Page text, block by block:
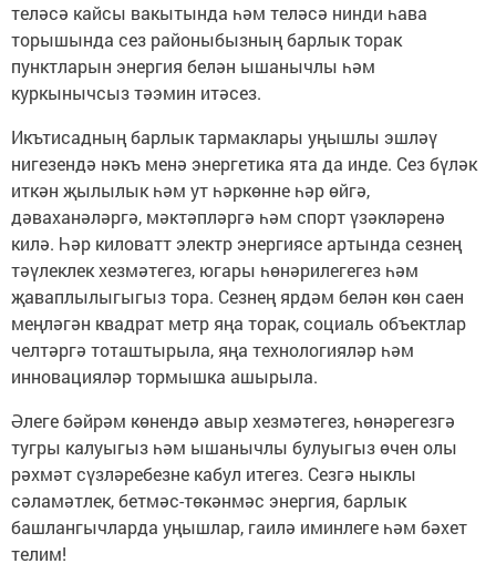
теләсә кайсы вакытында һәм теләсә нинди һава
торышында сез районыбызның барлык торак
пунктларын энергия белән ышанычлы һәм
куркынычсыз тәэмин итәсез.
Икътисадның барлык тармаклары уңышлы эшләү
нигезендә нәкъ менә энергетика ята да инде. Сез бүләк
иткән җылылык һәм ут һәркөнне һәр өйгә,
дәваханәләргә, мәктәпләргә һәм спорт үзәкләренә
килә. Һәр киловатт электр энергиясе артында сезнең
тәүлеклек хезмәтегез, югары һөнәрилегегез һәм
җаваплылыгыгыз тора. Сезнең ярдәм белән көн саен
меңләгән квадрат метр яңа торак, социаль объектлар
челтәргә тоташтырыла, яңа технологияләр һәм
инновацияләр тормышка ашырыла.
Әлеге бәйрәм көнендә авыр хезмәтегез, һөнәрегезгә
тугры калуыгыз һәм ышанычлы булуыгыз өчен олы
рәхмәт сүзләребезне кабул итегез. Сезгә ныклы
сәламәтлек, бетмәс-төкәнмәс энергия, барлык
башлангычларда уңышлар, гаилә иминлеге һәм бәхет
телим!